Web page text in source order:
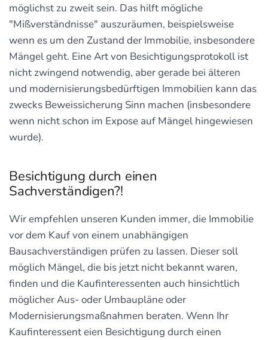
möglichst zu zweit sein. Das hilft mögliche
"Mißverständnisse" auszuräumen, beispielsweise
wenn es um den Zustand der Immobilie, insbesondere
Mängel geht. Eine Art von Besichtigungsprotokoll ist
nicht zwingend notwendig, aber gerade bei älteren
und modernisierungsbedürftigen Immobilien kann das
zwecks Beweissicherung Sinn machen (insbesondere
wenn nicht schon im Expose auf Mängel hingewiesen
wurde).
Besichtigung durch einen
Sachverständigen?!
Wir empfehlen unseren Kunden immer, die Immobilie
vor dem Kauf von einem unabhängigen
Bausachverständigen prüfen zu lassen. Dieser soll
möglich Mängel, die bis jetzt nicht bekannt waren,
finden und die Kaufinteressenten auch hinsichtlich
möglicher Aus- oder Umbaupläne oder
Modernisierungsmaßnahmen beraten. Wenn Ihr
Kaufinteressent eien Besichtigung durch einen